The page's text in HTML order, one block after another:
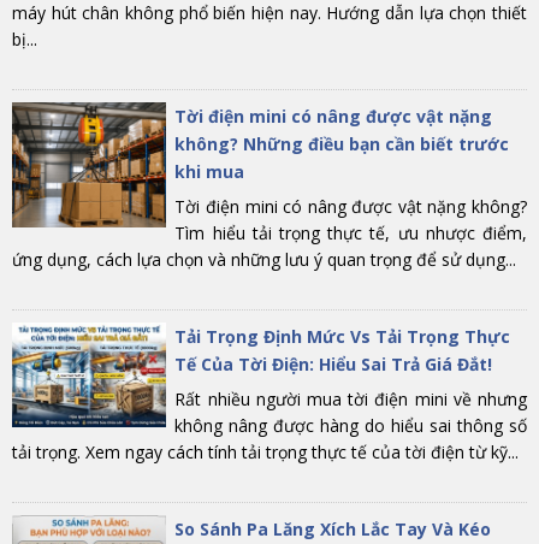
máy hút chân không phổ biến hiện nay. Hướng dẫn lựa chọn thiết
bị...
Tời điện mini có nâng được vật nặng
không? Những điều bạn cần biết trước
khi mua
Tời điện mini có nâng được vật nặng không?
Tìm hiểu tải trọng thực tế, ưu nhược điểm,
ứng dụng, cách lựa chọn và những lưu ý quan trọng để sử dụng...
Tải Trọng Định Mức Vs Tải Trọng Thực
Tế Của Tời Điện: Hiểu Sai Trả Giá Đắt!
Rất nhiều người mua tời điện mini về nhưng
không nâng được hàng do hiểu sai thông số
tải trọng. Xem ngay cách tính tải trọng thực tế của tời điện từ kỹ...
So Sánh Pa Lăng Xích Lắc Tay Và Kéo